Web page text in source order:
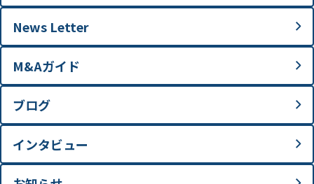
News Letter
M&Aガイド
ブログ
インタビュー